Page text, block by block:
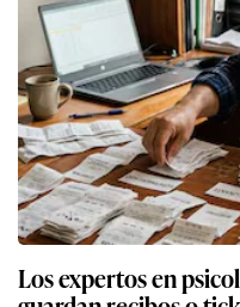
Los expertos en